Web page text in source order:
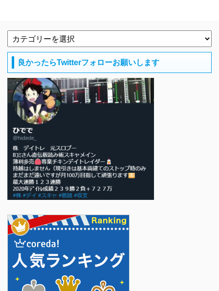
良かったらTwitterフォローお願いします